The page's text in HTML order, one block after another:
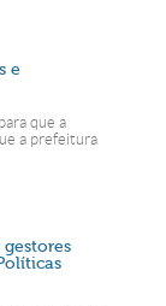
e
que a
a prefeitura